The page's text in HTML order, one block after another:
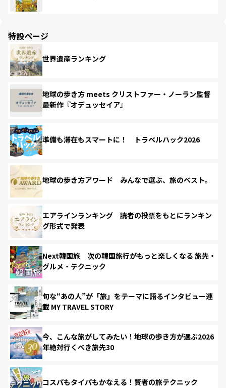
特設ページ
世界遺産ランキング
地球の歩き方 meets クリストファー・ノーラン監督
最新作『オデュッセイア』
準備も滞在もスマートに！ トラベルハック2026
地球の歩き方アワード みんなで選ぶ、旅のベスト。
エアラインランキング 読者の投票をもとにランキン
グ形式で発表
Next韓国旅 次の韓国旅行がもっと楽しくなる 旅先・
グルメ・テクニック
旬な“あの人”が「旅」をテーマに語るインタビュー連
載 MY TRAVEL STORY
今、こんな旅がしてみたい！地球の歩き方が選ぶ2026
年絶対行くべき旅先30
コスパもタイパもかなえる！賢者の旅テクニック